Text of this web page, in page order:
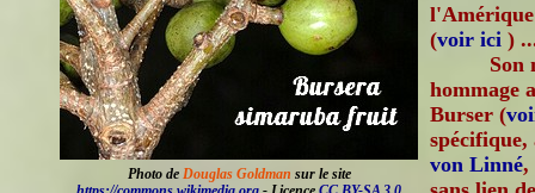
Photo de Douglas Goldman sur le site
(voir ici )
Son
hommage
Burser (
von Linné,